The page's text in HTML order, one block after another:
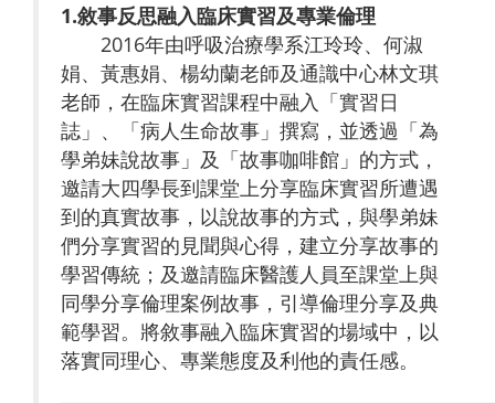
1.敘事反思融入臨床實習及專業倫理
2016年由呼吸治療學系江玲玲、何淑
娟、黃惠娟、楊幼蘭老師及通識中心林文琪
老師，在臨床實習課程中融入「實習日
誌」、「病人生命故事」撰寫，並透過「為
學弟妹說故事」及「故事咖啡館」的方式，
邀請大四學長到課堂上分享臨床實習所遭遇
到的真實故事，以說故事的方式，與學弟妹
們分享實習的見聞與心得，建立分享故事的
學習傳統；及邀請臨床醫護人員至課堂上與
同學分享倫理案例故事，引導倫理分享及典
範學習。將敘事融入臨床實習的場域中，以
落實同理心、專業態度及利他的責任感。